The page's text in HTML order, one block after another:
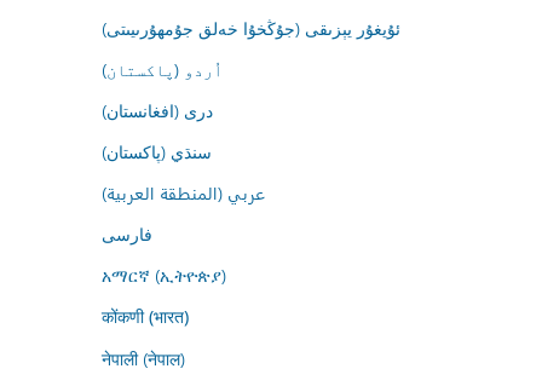
ئۇيغۇر يېزىقى (جۇڭخۇا خەلق جۇمھۇرىيىتى)
اُردو (پاکستان)
درى (افغانستان)
سنڌي (پاکستان)
عربي (المنطقة العربية)
فارسى
አማርኛ (ኢትዮጵያ)
कोंकणी (भारत)
नेपाली (नेपाल)